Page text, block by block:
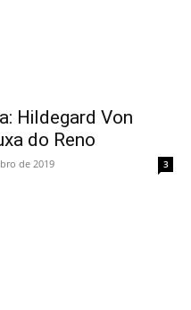
Hildegard Von
do Reno
de 2019 3